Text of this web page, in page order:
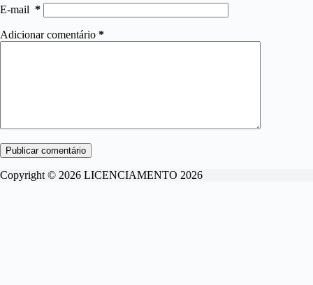
E-mail *
Adicionar comentário *
Publicar comentário
Copyright © 2026 LICENCIAMENTO 2026